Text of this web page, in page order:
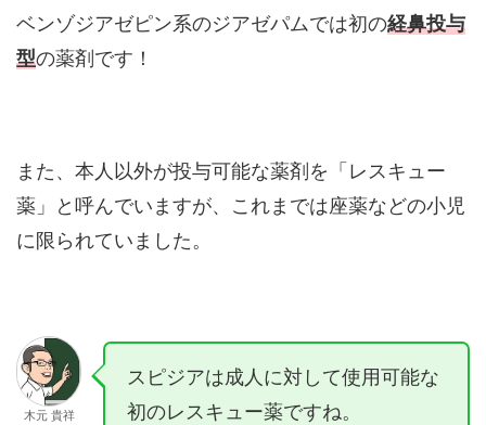
ベンゾジアゼピン系のジアゼパムでは初の経鼻投与
型の薬剤です！
また、本人以外が投与可能な薬剤を「レスキュー
薬」と呼んでいますが、これまでは座薬などの小児
に限られていました。
木元 貴祥
スピジアは成人に対して使用可能な
初のレスキュー薬ですね。